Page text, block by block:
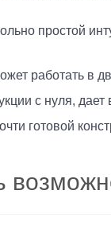
простой
работать в
с нуля,
готовой